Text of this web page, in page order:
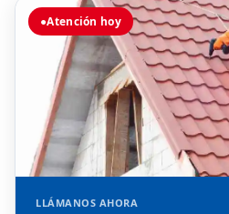
●Atención hoy
LLÁMANOS AHORA